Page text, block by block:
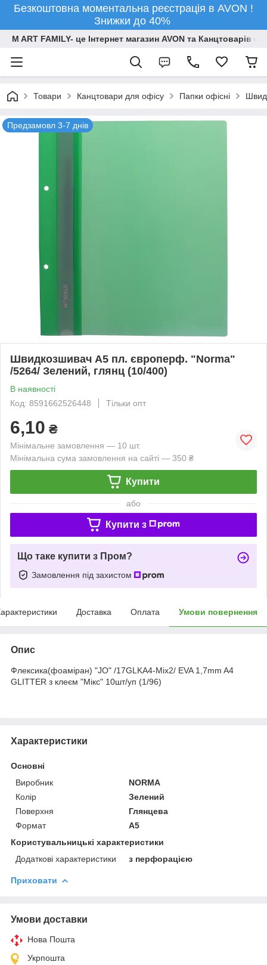
Безкоштовна моментальна реєстрація в AVON !
Знижки до 40%
M ART FAMILY- це Інтернет магазин AVON та Канцтоварів
Товари Канцтовари для офiсу Папки офісні
Предзамовл 3-7 днів
Швидкозшивач А5 пл. європерф. "Norma"
/5264/ Зелений, глянц (10/400)
В наявності
Код: 8591662526448
Тільки опт
6,10 ₴
Мінімальне замовлення — 10 шт.
Мінімальна сума замовлення на сайті — 350 ₴
Купити
або
Купити з
Що таке купити з Пром?
Замовлення під захистом
Доставка Оплата Умови повернення
Опис
Флексика(фоаміран) "JO" /17GLKA4-Mix2/ EVA 1,7mm A4
GLITTER з клеєм "Мікс" 10шт/уп (1/96)
Характеристики
Основні
Виробник
NORMA
Колір
Зелений
Поверхня
Глянцева
Формат
A5
Користувальницькі характеристики
Додаткові характеристики
з перфорацією
Приховати
Умови доставки
Нова Пошта
Укрпошта